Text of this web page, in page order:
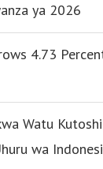
ya 2026
4.73
Watu
wa